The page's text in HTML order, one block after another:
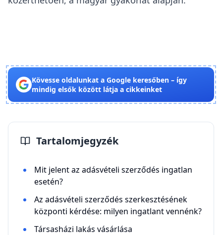
Kövesse oldalunkat a Google keresőben – így
mindig elsők között látja a cikkeinket
Tartalomjegyzék
Mit jelent az adásvételi szerződés ingatlan
esetén?
Az adásvételi szerződés szerkesztésének
központi kérdése: milyen ingatlant vennénk?
Társasházi lakás vásárlása